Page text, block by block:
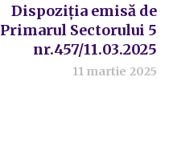
Dispoziția emisă de
Primarul Sectorului 5
nr.457/11.03.2025
11 martie 2025